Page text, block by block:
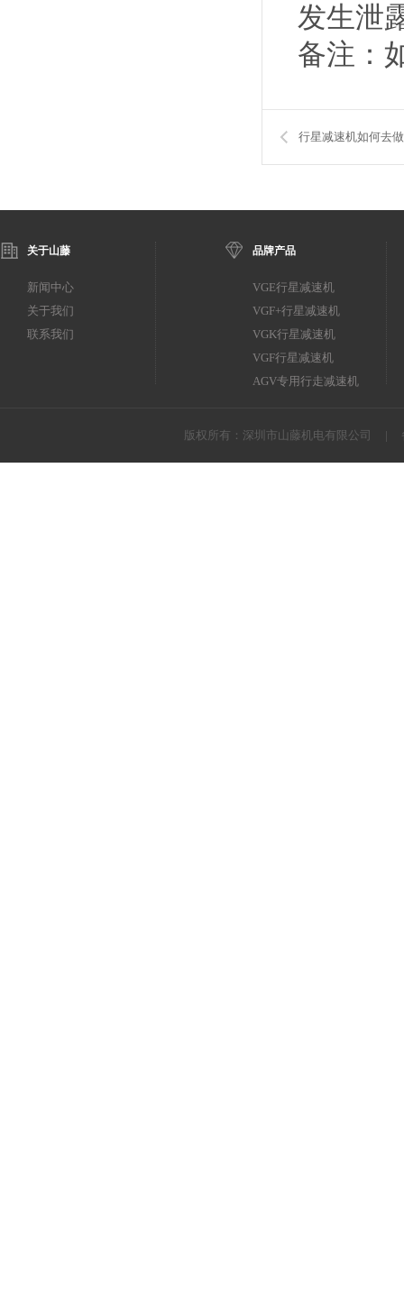
发生泄
备注：
行星减速机如何去
关于山藤
新闻中心
关于我们
联系我们
品牌产品
VGE行星减速机
VGF+行星减速机
VGK行星减速机
VGF行星减速机
AGV专用行走减速机
版权所有：深圳市山藤机电有限公司 |